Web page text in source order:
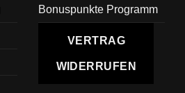
Bonuspunkte Programm
VERTRAG
WIDERRUFEN